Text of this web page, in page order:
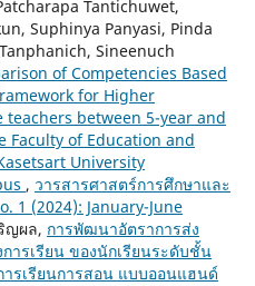
Tantichuwet,
Suphinya Panyasi, Pinda
Sineenuch
of Competencies Based
for Higher
teachers between 5-year and
Faculty of Education and
University
, วารสารศาสตร์การศึกษาและ
1 (2024): January-June
ญผล, การพัฒนาอัตราการส่ง
ารเรียน ของนักเรียนระดับชั้น
รเรียนการสอน แบบออนแฮนด์